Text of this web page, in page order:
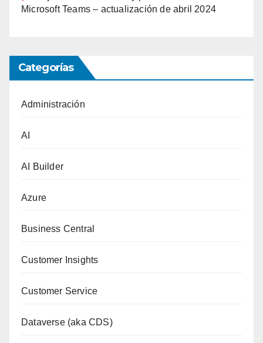
Microsoft Teams – actualización de abril 2024
Categorías
Administración
AI
AI Builder
Azure
Business Central
Customer Insights
Customer Service
Dataverse (aka CDS)